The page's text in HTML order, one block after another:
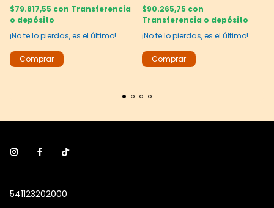
$79.817,55 con Transferencia
o depósito
¡No te lo pierdas, es el último!
$90.265,75 con
Transferencia o depósito
¡No te lo pierdas, es el último!
541123202000